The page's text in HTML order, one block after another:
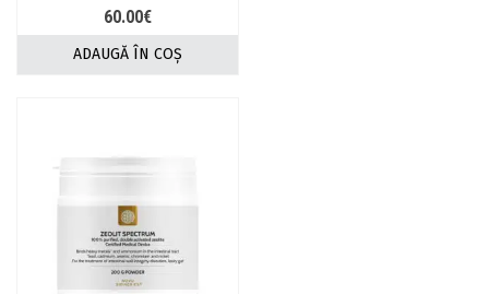
60.00€
ADAUGĂ ÎN COȘ